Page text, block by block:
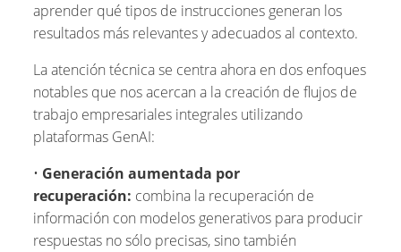
aprender qué tipos de instrucciones generan los
resultados más relevantes y adecuados al contexto.
La atención técnica se centra ahora en dos enfoques
notables que nos acercan a la creación de flujos de
trabajo empresariales integrales utilizando
plataformas GenAI:
• Generación aumentada por
recuperación: combina la recuperación de
información con modelos generativos para producir
respuestas no sólo precisas, sino también